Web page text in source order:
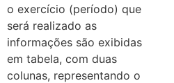
o exercício (período) que
será realizado as
informações são exibidas
em tabela, com duas
colunas, representando o